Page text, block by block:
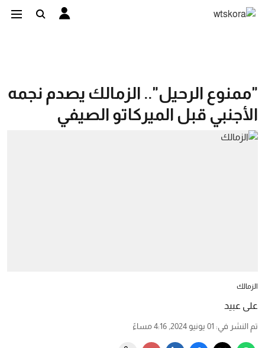
"ممنوع الرحيل".. الزمالك يصدم نجمه
الأجنبي قبل الميركاتو الصيفي
الزمالك
تم النشر في: 01 يونيو 2024, 4:16 مساءً